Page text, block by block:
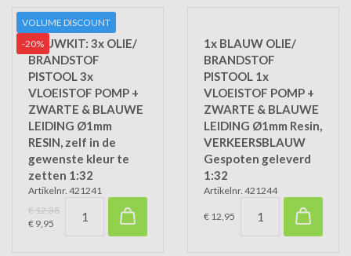
VOLUME DISCOUNT
-20%
BOUWKIT: 3x OLIE/
BRANDSTOF
PISTOOL 3x
VLOEISTOF POMP +
ZWARTE & BLAUWE
LEIDING Ø1mm
RESIN, zelf in de
gewenste kleur te
zetten 1:32
Artikelnr. 421241
€ 12,38
€ 9,95
1x BLAUW OLIE/
BRANDSTOF
PISTOOL 1x
VLOEISTOF POMP +
ZWARTE & BLAUWE
LEIDING Ø1mm Resin,
VERKEERSBLAUW
Gespoten geleverd
1:32
Artikelnr. 421244
€ 12,95